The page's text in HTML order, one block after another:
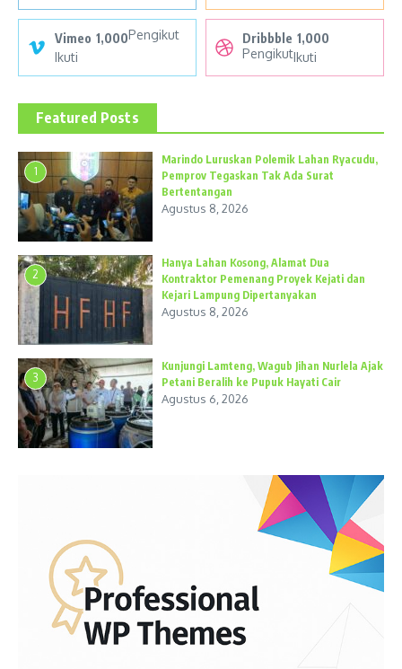
Vimeo 1,000Pengikut
Ikuti
Dribbble 1,000
PengikutIkuti
Featured Posts
1
Marindo Luruskan Polemik Lahan Ryacudu,
Pemprov Tegaskan Tak Ada Surat
Bertentangan
Agustus 8, 2026
2
Hanya Lahan Kosong, Alamat Dua
Kontraktor Pemenang Proyek Kejati dan
Kejari Lampung Dipertanyakan
Agustus 8, 2026
3
Kunjungi Lamteng, Wagub Jihan Nurlela Ajak
Petani Beralih ke Pupuk Hayati Cair
Agustus 6, 2026